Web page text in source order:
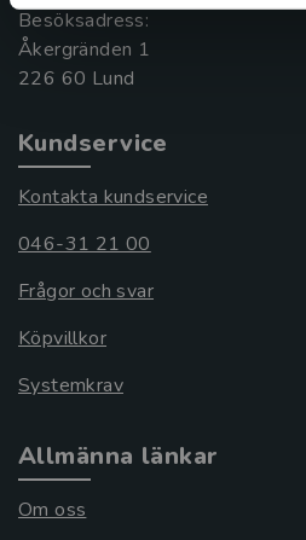
Besöksadress:
Åkergränden 1
Kundservice
Kontakta kundservice
046-31 21 00
Frågor och svar
Köpvillkor
Systemkrav
Allmänna länkar
Om oss